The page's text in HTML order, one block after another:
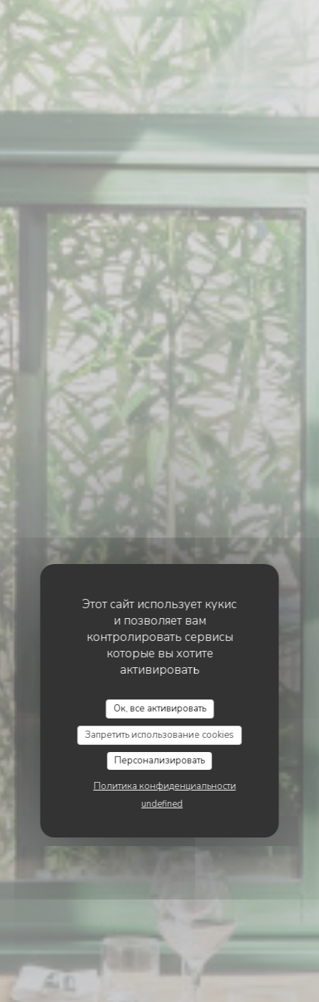
Этот сайт использует кукис
и позволяет вам
контролировать сервисы
которые вы хотите
активировать
Ок, все активировать
Запретить использование cookies
Персонализировать
Политика конфиденциальности
undefined
Paris Bogota
PARIS BOGOTA